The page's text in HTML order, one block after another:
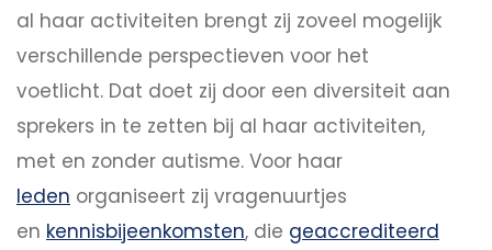
al haar activiteiten brengt zij zoveel mogelijk
verschillende perspectieven voor het
voetlicht. Dat doet zij door een diversiteit aan
sprekers in te zetten bij al haar activiteiten,
met en zonder autisme. Voor haar
leden organiseert zij vragenuurtjes
en kennisbijeenkomsten, die geaccrediteerd